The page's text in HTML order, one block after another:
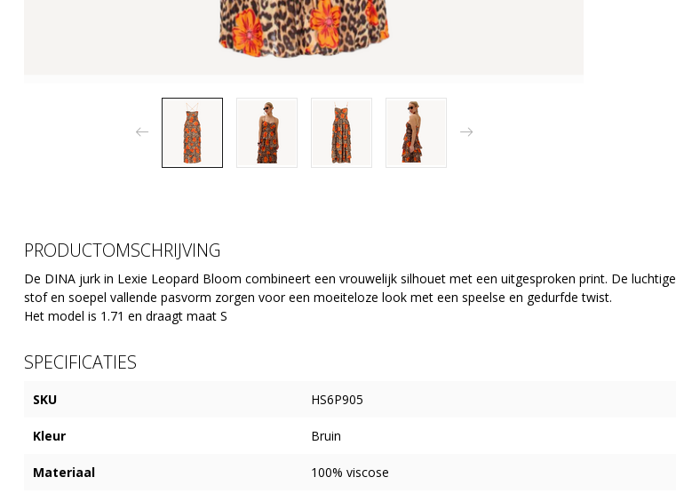
PRODUCTOMSCHRIJVING
De DINA jurk in Lexie Leopard Bloom combineert een vrouwelijk silhouet met een uitgesproken print. De luchtige
stof en soepel vallende pasvorm zorgen voor een moeiteloze look met een speelse en gedurfde twist.
Het model is 1.71 en draagt maat S
SPECIFICATIES
SKU HS6P905
Kleur Bruin
Materiaal 100% viscose